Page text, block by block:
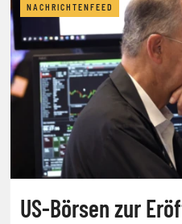
NACHRICHTENFEED
US-Börsen zur